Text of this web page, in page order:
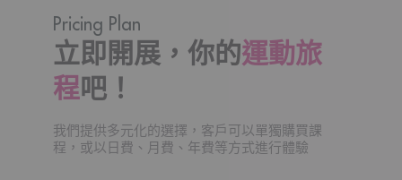
動！仲唔襯暑假同屋企人、朋友玩盡佢
THE ONE 會籍：
一個會籍玩齊 10+ 種運動
會員價 Book 場打波
地點方便 — 全線會所位於市中心
淨係為你想玩嘅運動俾錢
無合約綑綁
Pricing Plan
立即開展，你的運動旅
程吧！
我們提供多元化的選擇，客戶可以單獨購買課
程，或以日費、月費、年費等方式進行體驗